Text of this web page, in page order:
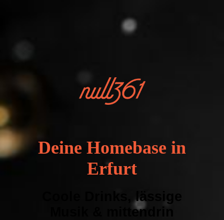
Deine Homebase in
Erfurt
Coole Drinks, lässige
Musik & mittendrin